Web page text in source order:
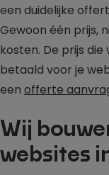
een duidelijke
Gewoon één prijs,
kosten. De prijs die
betaald voor je
een offerte
Wij
websites